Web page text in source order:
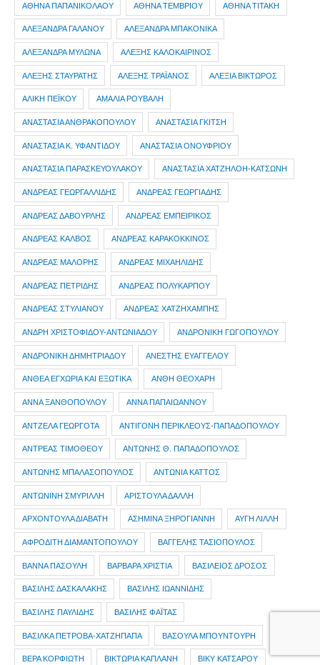
ΑΘΗΝΑ ΠΑΠΑΝΙΚΟΛΑΟΥ ΑΘΗΝΑ ΤΕΜΒΡΙΟΥ ΑΘΗΝΑ ΤΙΤΑΚΗ
ΑΛΕΞΑΝΔΡΑ ΓΑΛΑΝΟΥ ΑΛΕΞΑΝΔΡΑ ΜΠΑΚΟΝΙΚΑ
ΑΛΕΞΑΝΔΡΑ ΜΥΛΩΝΑ ΑΛΕΞΗΣ ΚΑΛΟΚΑΙΡΙΝΟΣ
ΑΛΕΞΗΣ ΣΤΑΥΡΑΤΗΣ ΑΛΕΞΗΣ ΤΡΑΪΑΝΟΣ ΑΛΕΞΙΑ ΒΙΚΤΩΡΟΣ
ΑΛΙΚΗ ΠΕΪΚΟΥ ΑΜΑΛΙΑ ΡΟΥΒΑΛΗ
ΑΝΑΣΤΑΣΙΑ ΑΝΘΡΑΚΟΠΟΥΛΟΥ ΑΝΑΣΤΑΣΙΑ ΓΚΙΤΣΗ
ΑΝΑΣΤΑΣΙΑ Κ. ΥΦΑΝΤΙΔΟΥ ΑΝΑΣΤΑΣΙΑ ΟΝΟΥΦΡΙΟΥ
ΑΝΑΣΤΑΣΙΑ ΠΑΡΑΣΚΕΥΟΥΛΑΚΟΥ ΑΝΑΣΤΑΣΙΑ ΧΑΤΖΗΛΟΗ-ΚΑΤΣΩΝΗ
ΑΝΔΡΕΑΣ ΓΕΩΡΓΑΛΛΙΔΗΣ ΑΝΔΡΕΑΣ ΓΕΩΡΓΙΑΔΗΣ
ΑΝΔΡΕΑΣ ΔΑΒΟΥΡΛΗΣ ΑΝΔΡΕΑΣ ΕΜΠΕΙΡΙΚΟΣ
ΑΝΔΡΕΑΣ ΚΑΛΒΟΣ ΑΝΔΡΕΑΣ ΚΑΡΑΚΟΚΚΙΝΟΣ
ΑΝΔΡΕΑΣ ΜΑΛΟΡΗΣ ΑΝΔΡΕΑΣ ΜΙΧΑΗΛΙΔΗΣ
ΑΝΔΡΕΑΣ ΠΕΤΡΙΔΗΣ ΑΝΔΡΕΑΣ ΠΟΛΥΚΑΡΠΟΥ
ΑΝΔΡΕΑΣ ΣΤΥΛΙΑΝΟΥ ΑΝΔΡΕΑΣ ΧΑΤΖΗΧΑΜΠΗΣ
ΑΝΔΡΗ ΧΡΙΣΤΟΦΙΔΟΥ-ΑΝΤΩΝΙΑΔΟΥ ΑΝΔΡΟΝΙΚΗ ΓΩΓΟΠΟΥΛΟΥ
ΑΝΔΡΟΝΙΚΗ ΔΗΜΗΤΡΙΑΔΟΥ ΑΝΕΣΤΗΣ ΕΥΑΓΓΕΛΟΥ
ΑΝΘΕΑ ΕΓΧΩΡΙΑ ΚΑΙ ΕΞΩΤΙΚΑ ΑΝΘΗ ΘΕΟΧΑΡΗ
ΑΝΝΑ ΞΑΝΘΟΠΟΥΛΟΥ ΑΝΝΑ ΠΑΠΑΙΩΑΝΝΟΥ
ΑΝΤΖΕΛΑ ΓΕΩΡΓΟΤΑ ΑΝΤΙΓΟΝΗ ΠΕΡΙΚΛΕΟΥΣ-ΠΑΠΑΔΟΠΟΥΛΟΥ
ΑΝΤΡΕΑΣ ΤΙΜΟΘΕΟΥ ΑΝΤΩΝΗΣ Θ. ΠΑΠΑΔΟΠΟΥΛΟΣ
ΑΝΤΩΝΗΣ ΜΠΑΛΑΣΟΠΟΥΛΟΣ ΑΝΤΩΝΙΑ ΚΑΤΤΟΣ
ΑΝΤΩΝΙΝΗ ΣΜΥΡΙΛΛΗ ΑΡΙΣΤΟΥΛΑ ΔΑΛΛΗ
ΑΡΧΟΝΤΟΥΛΑ ΔΙΑΒΑΤΗ ΑΣΗΜΙΝΑ ΞΗΡΟΓΙΑΝΝΗ ΑΥΓΗ ΛΙΛΛΗ
ΑΦΡΟΔΙΤΗ ΔΙΑΜΑΝΤΟΠΟΥΛΟΥ ΒΑΓΓΕΛΗΣ ΤΑΣΙΟΠΟΥΛΟΣ
ΒΑΝΝΑ ΠΑΣΟΥΛΗ ΒΑΡΒΑΡΑ ΧΡΙΣΤΙΑ ΒΑΣΙΛΕΙΟΣ ΔΡΟΣΟΣ
ΒΑΣΙΛΗΣ ΔΑΣΚΑΛΑΚΗΣ ΒΑΣΙΛΗΣ ΙΩΑΝΝΙΔΗΣ
ΒΑΣΙΛΗΣ ΠΑΥΛΙΔΗΣ ΒΑΣΙΛΗΣ ΦΑΪΤΑΣ
ΒΑΣΙΛΚΑ ΠΕΤΡΟΒΑ-ΧΑΤΖΗΠΑΠΑ ΒΑΣΟΥΛΑ ΜΠΟΥΝΤΟΥΡΗ
ΒΕΡΑ ΚΟΡΦΙΩΤΗ ΒΙΚΤΩΡΙΑ ΚΑΠΛΑΝΗ ΒΙΚΥ ΚΑΤΣΑΡΟΥ